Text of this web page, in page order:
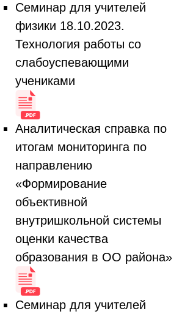
Семинар для учителей
физики 18.10.2023.
Технология работы со
слабоуспевающими
учениками
Аналитическая справка по
итогам мониторинга по
направлению
«Формирование
объективной
внутришкольной системы
оценки качества
образования в ОО района»
Семинар для учителей